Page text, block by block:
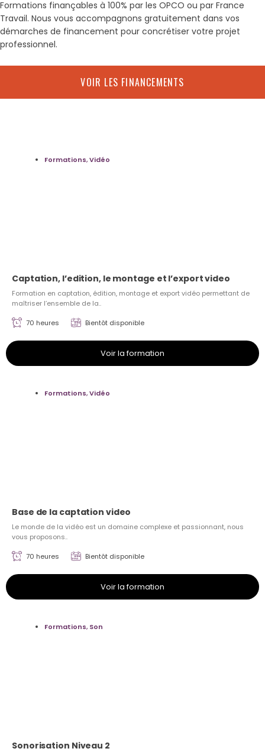
Formations finançables à 100% par les OPCO ou par France
Travail. Nous vous accompagnons gratuitement dans vos
démarches de financement pour concrétiser votre projet
professionnel.
VOIR LES FINANCEMENTS
Captation, l’edition, le montage et l’export video
Formation en captation, édition, montage et export vidéo permettant de
maîtriser l’ensemble de la..
Formations,Vidéo
70 heures Bientôt disponible
Voir la formation
Base de la captation video
Le monde de la vidéo est un domaine complexe et passionnant, nous
vous proposons..
Formations,Vidéo
70 heures Bientôt disponible
Voir la formation
Sonorisation Niveau 2
Formations, Son